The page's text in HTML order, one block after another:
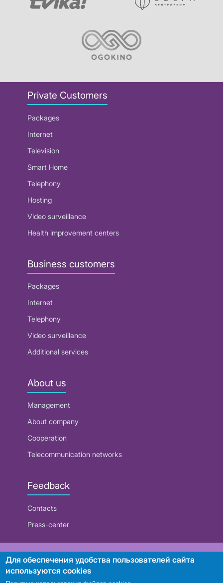
Private Customers
Packages
Internet
Television
Smart Home
Telephony
Hosting
Video surveillance
Health improvement centers
Business customers
Packages
Internet
Telephony
Video surveillance
Additional services
About us
Management
About company
Cooperation
Telecommunication networks
Feedback
Contacts
Press-center
RUE "Beltelecom"
Для обеспечения удобства пользователей сайта
используются cookies